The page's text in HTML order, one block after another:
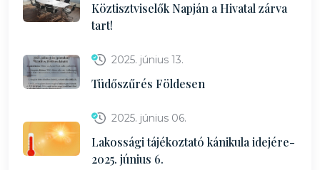
Köztisztviselők Napján a Hivatal zárva
tart!
2025. június 13.
Tüdőszűrés Földesen
2025. június 06.
Lakossági tájékoztató kánikula idejére-
2025. június 6.